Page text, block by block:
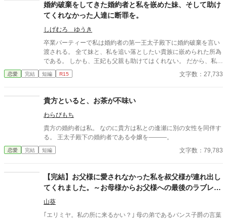
婚約破棄をしてきた婚約者と私を嵌めた妹、そして助け
てくれなかった人達に断罪を。
しげむろ ゆうき
卒業パーティーで私は婚約者の第一王太子殿下に婚約破棄を言い
渡される。 全て妹と、私を追い落としたい貴族に嵌められた所為
である。 しかも、王妃も父親も助けてはくれない。 だから、私
は……。
恋愛 完結 短編 R15 文字数：27,733
貴方といると、お茶が不味い
わらびもち
貴方の婚約者は私。 なのに貴方は私との逢瀬に別の女性を同伴す
る。 王太子殿下の婚約者である令嬢を―――。
恋愛 完結 短編 文字数：79,783
【完結】お父様に愛されなかった私を叔父様が連れ出し
てくれました。～お母様からお父様への最後のラブレタ
ー～
山葵
｢エリミヤ。私の所に来るかい？｣ 母の弟であるバンス子爵の言葉